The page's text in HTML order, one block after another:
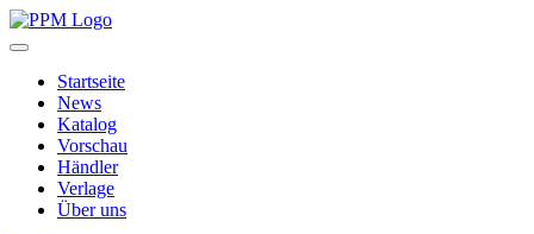
Startseite
News
Katalog
Vorschau
Händler
Verlage
Über uns